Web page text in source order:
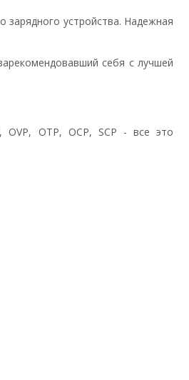
зарядного устройства. Надежная
себя с лучшей
OVP, OTP, OCP, SCP - все это